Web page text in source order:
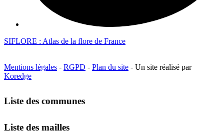
SIFLORE : Atlas de la flore de France
Mentions légales - RGPD - Plan du site - Un site réalisé par
Koredge
Liste des communes
Liste des mailles